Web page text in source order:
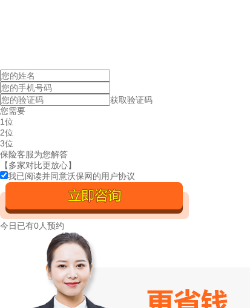
获取验证码
您需要
1位
2位
3位
保险客服为您解答
【多家对比更放心】
我已阅读并同意沃保网的用户协议
今日已有0人预约